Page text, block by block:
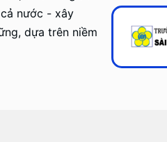
nước - xây
dựa trên niềm